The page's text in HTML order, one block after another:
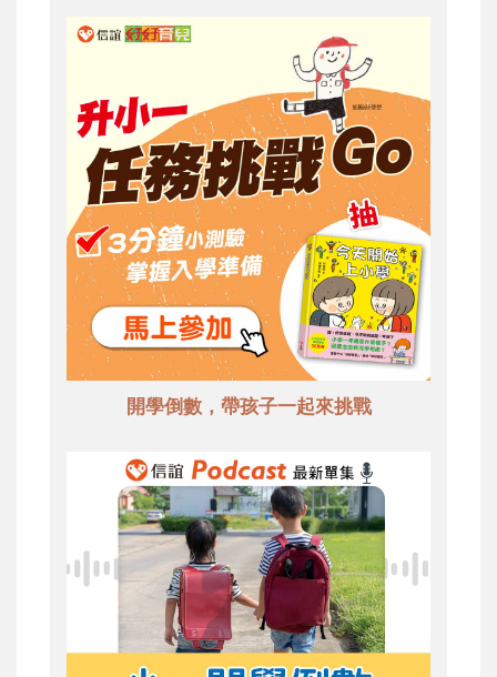
開學倒數，帶孩子一起來挑戰